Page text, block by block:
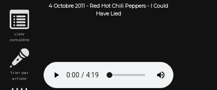
Liste
complète
Trier par
artiste
4 Octobre2011 - Red Hot Chili Peppers- I Could
Have Lied